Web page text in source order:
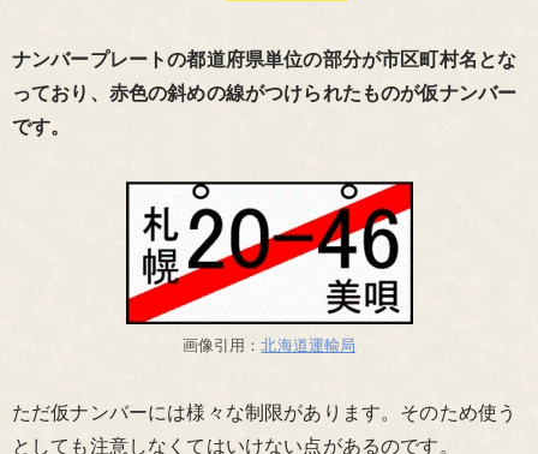
ナンバープレートの都道府県単位の部分が市区町村名とな
っており、赤色の斜めの線がつけられたものが仮ナンバー
です。
画像引用：北海道運輸局
ただ仮ナンバーには様々な制限があります。そのため使う
としても注意しなくてはいけない点があるのです。